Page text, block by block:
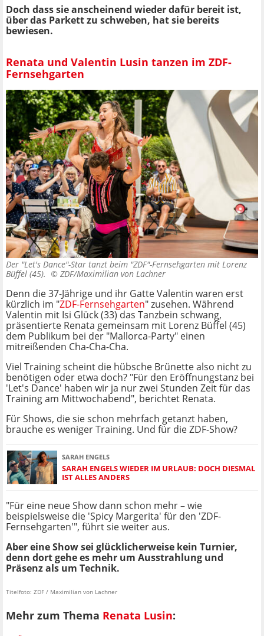
Doch dass sie anscheinend wieder dafür bereit ist,
über das Parkett zu schweben, hat sie bereits
bewiesen.
Renata und Valentin Lusin tanzen im ZDF-
Fernsehgarten
Der "Let's Dance"-Star tanzt beim "ZDF"-Fernsehgarten mit Lorenz
Büffel (45). © ZDF/Maximilian von Lachner
Denn die 37-Jährige und ihr Gatte Valentin waren erst
kürzlich im "ZDF-Fernsehgarten" zusehen. Während
Valentin mit Isi Glück (33) das Tanzbein schwang,
präsentierte Renata gemeinsam mit Lorenz Büffel (45)
dem Publikum bei der "Mallorca-Party" einen
mitreißenden Cha-Cha-Cha.
Viel Training scheint die hübsche Brünette also nicht zu
benötigen oder etwa doch? "Für den Eröffnungstanz bei
'Let's Dance' haben wir ja nur zwei Stunden Zeit für das
Training am Mittwochabend", berichtet Renata.
Für Shows, die sie schon mehrfach getanzt haben,
brauche es weniger Training. Und für die ZDF-Show?
SARAH ENGELS
SARAH ENGELS WIEDER IM URLAUB: DOCH DIESMAL
IST ALLES ANDERS
"Für eine neue Show dann schon mehr – wie
beispielsweise die 'Spicy Margerita' für den 'ZDF-
Fernsehgarten'", führt sie weiter aus.
Aber eine Show sei glücklicherweise kein Turnier,
denn dort gehe es mehr um Ausstrahlung und
Präsenz als um Technik.
Titelfoto: ZDF / Maximilian von Lachner
Mehr zum Thema Renata Lusin: